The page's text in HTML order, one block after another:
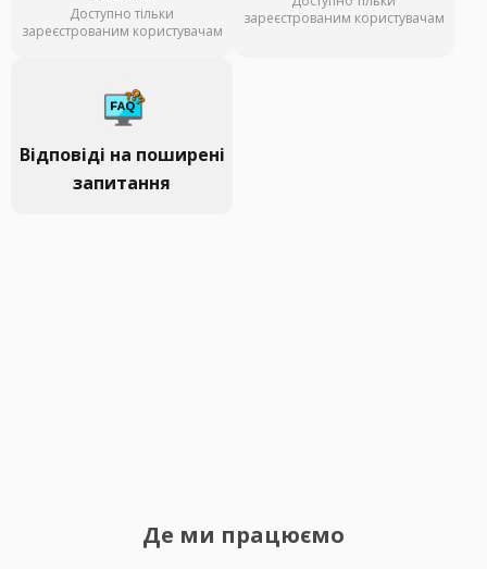
Доступно тільки
зареєстрованим користувачам
зареєстрованим користувачам
Відповіді на поширені
запитання
Де ми працюємо